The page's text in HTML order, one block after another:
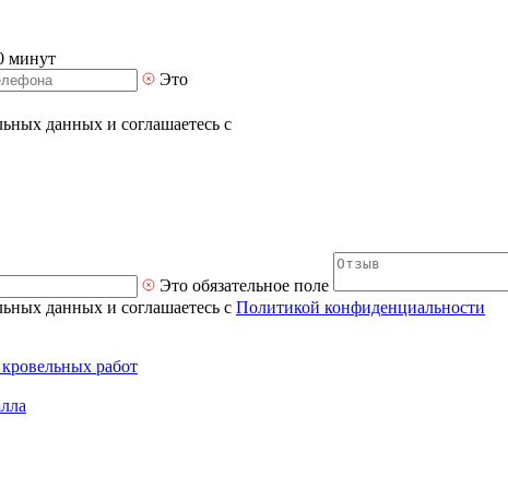
минут
Это
данных и соглашаетесь с
Это обязательное поле
данных и соглашаетесь с Политикой конфиденциальности
работ